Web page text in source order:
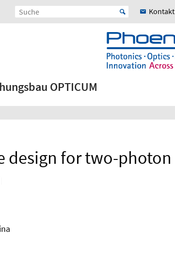
Kontakt
OPTICUM
design for two-photon